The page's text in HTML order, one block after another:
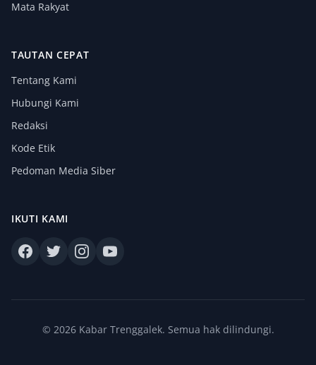
Mata Rakyat
TAUTAN CEPAT
Tentang Kami
Hubungi Kami
Redaksi
Kode Etik
Pedoman Media Siber
IKUTI KAMI
© 2026 Kabar Trenggalek. Semua hak dilindungi.